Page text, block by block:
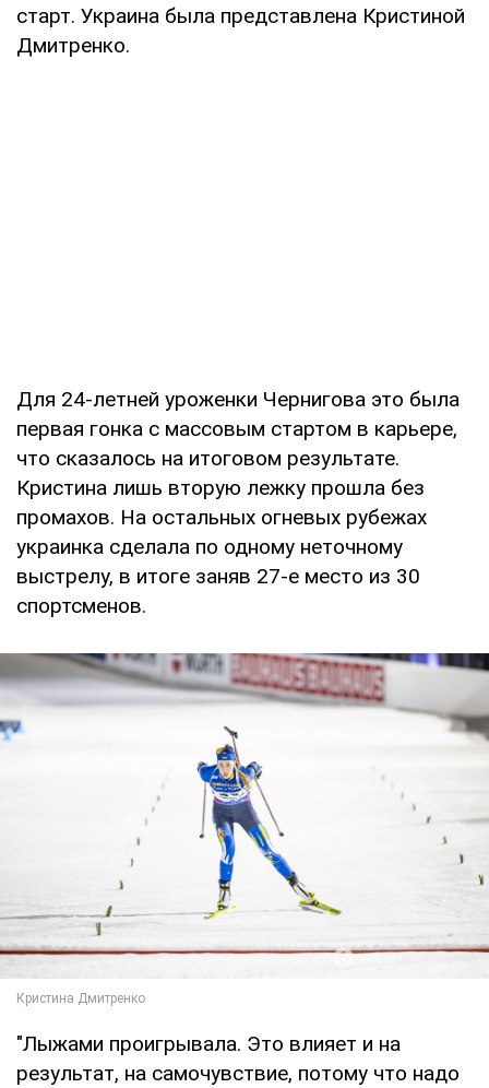
старт. Украина была представлена Кристиной
Дмитренко.
Для 24-летней уроженки Чернигова это была
первая гонка с массовым стартом в карьере,
что сказалось на итоговом результате.
Кристина лишь вторую лежку прошла без
промахов. На остальных огневых рубежах
украинка сделала по одному неточному
выстрелу, в итоге заняв 27-е место из 30
спортсменов.
"Лыжами проигрывала. Это влияет и на
результат, на самочувствие, потому что надо